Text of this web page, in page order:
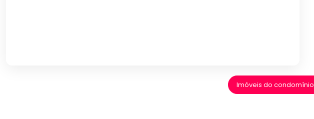
Imóveis do condomínio